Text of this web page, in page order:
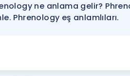
YDS ve YÖKDİL'e
Tüm ÖSYM
ne anlama gelir?
Phrenology eş anlamlıları.